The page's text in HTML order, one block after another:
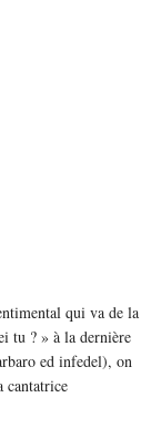
qui va de la
tu ? » à la dernière
ed infedel), on
cantatrice